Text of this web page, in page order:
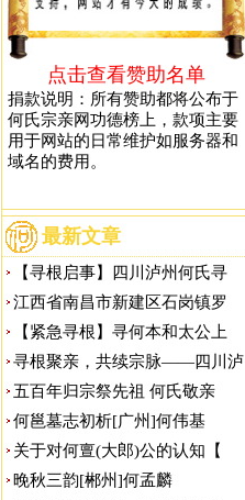
点击查看赞助名单
捐款说明：所有赞助都将公布于
何氏宗亲网功德榜上，款项主要
用于网站的日常维护如服务器和
域名的费用。
最新文章
【寻根启事】四川泸州何氏寻
江西省南昌市新建区石岗镇罗
【紧急寻根】寻何本和太公上
寻根聚亲，共续宗脉——四川泸
五百年归宗祭先祖 何氏敬亲
何邕墓志初析[广州]何伟基
关于对何亶(大郎)公的认知【
晚秋三韵[郴州]何孟麟